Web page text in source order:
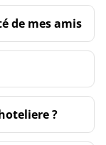
de mes amis
?